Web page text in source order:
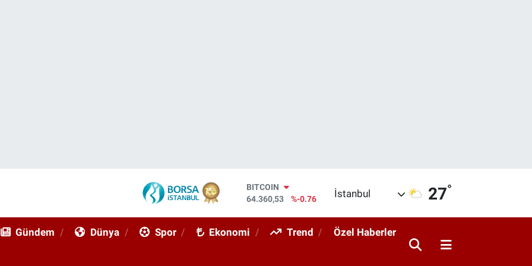
DOLAR
47,7069
%0.17
STERLİN
İstanbul 27°
Gündem Dünya Spor Ekonomi Trend Özel Haberler